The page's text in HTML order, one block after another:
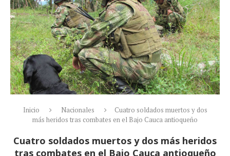
Inicio Nacionales
Cuatro soldados muertos y dos
más heridos tras combates en el Bajo Cauca antioqueño
Cuatro soldados muertos y dos más heridos
tras combates en el Bajo Cauca antioqueño